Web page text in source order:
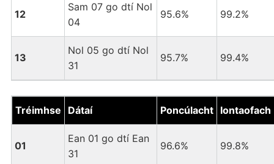
12
Sam 07 go dtí Nol
04
95.6% 99.2%
13
Nol 05 go dtí Nol
31
95.7% 99.4%
Tréimhse Dátaí Poncúlacht Iontaofach
01
Ean 01 go dtí Ean
31
96.6% 99.8%